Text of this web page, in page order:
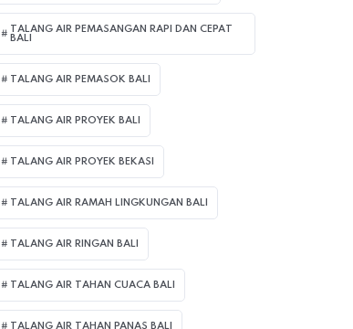
TALANG AIR PEMASANGAN RAPI DAN CEPAT
BALI
TALANG AIR PEMASOK BALI
TALANG AIR PROYEK BALI
TALANG AIR PROYEK BEKASI
TALANG AIR RAMAH LINGKUNGAN BALI
TALANG AIR RINGAN BALI
TALANG AIR TAHAN CUACA BALI
TALANG AIR TAHAN PANAS BALI